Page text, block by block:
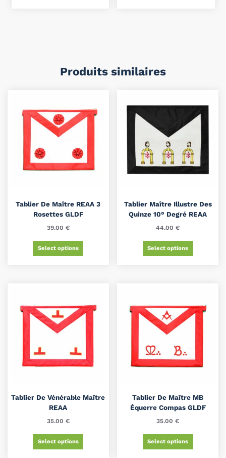
Produits similaires
Tablier De Maître REAA 3
Rosettes GLDF
39.00 €
Select options
Tablier Maître Illustre Des
Quinze 10° Degré REAA
44.00€
Select options
Tablier De Vénérable Maître
REAA
35.00 €
Select options
Tablier De Maître MB
Équerre Compas GLDF
35.00€
Select options